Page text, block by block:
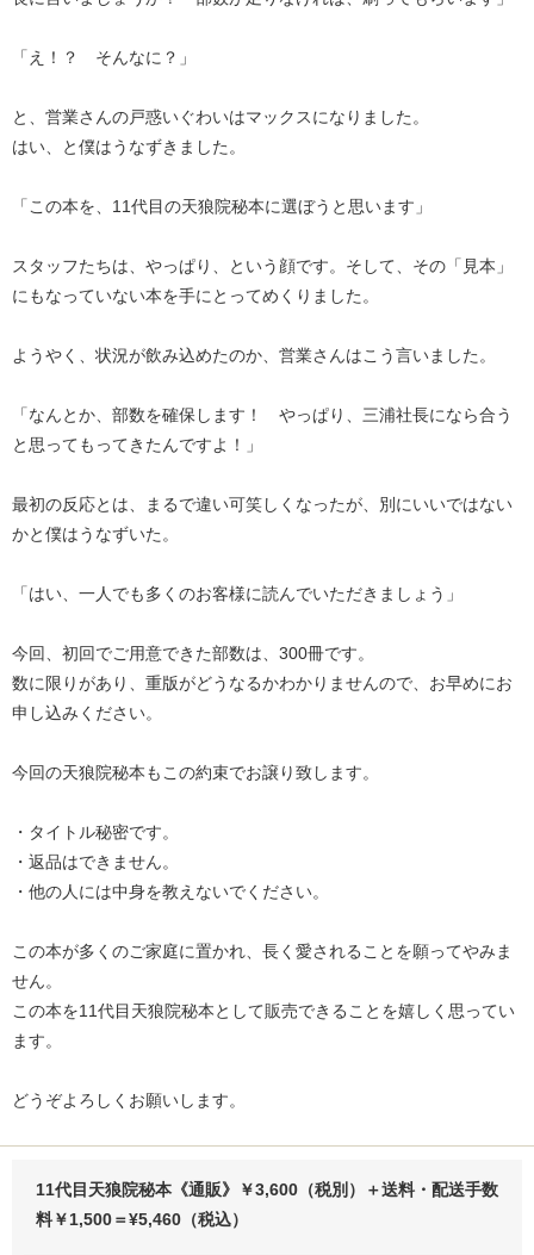
「え！？ そんなに？」
と、営業さんの戸惑いぐわいはマックスになりました。
はい、と僕はうなずきました。
「この本を、11代目の天狼院秘本に選ぼうと思います」
スタッフたちは、やっぱり、という顔です。そして、その「見本」
にもなっていない本を手にとってめくりました。
ようやく、状況が飲み込めたのか、営業さんはこう言いました。
「なんとか、部数を確保します！ やっぱり、三浦社長になら合う
と思ってもってきたんですよ！」
最初の反応とは、まるで違い可笑しくなったが、別にいいではない
かと僕はうなずいた。
「はい、一人でも多くのお客様に読んでいただきましょう」
今回、初回でご用意できた部数は、300冊です。
数に限りがあり、重版がどうなるかわかりませんので、お早めにお
申し込みください。
今回の天狼院秘本もこの約束でお譲り致します。
・タイトル秘密です。
・返品はできません。
・他の人には中身を教えないでください。
この本が多くのご家庭に置かれ、長く愛されることを願ってやみま
せん。
この本を11代目天狼院秘本として販売できることを嬉しく思ってい
ます。
どうぞよろしくお願いします。
11代目天狼院秘本《通販》￥3,600（税別）＋送料・配送手数
料￥1,500＝¥5,460（税込）